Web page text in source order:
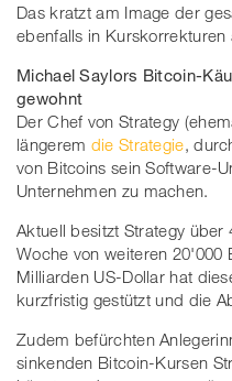
Das kratzt am Image der
ebenfalls in Kurskorrekturen
Michael Saylors Bitcoin-
gewohnt
Der Chef von Strategy
längerem die Strategie,
von Bitcoins sein Software-
Unternehmen zu machen.
Aktuell besitzt Strategy
Woche von weiteren 20'000
Milliarden US-Dollar hat
kurzfristig gestützt und die
Zudem befürchten
sinkenden Bitcoin-Kursen